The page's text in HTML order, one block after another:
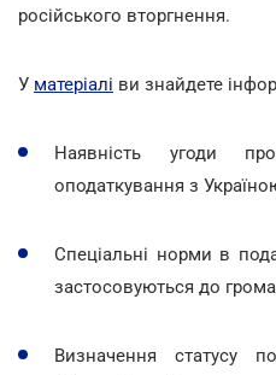
російського вторгнення.
У матеріалі ви знайдете
Наявність угоди
оподаткування з
Спеціальні норми в
застосовуються до
Визначення статусу